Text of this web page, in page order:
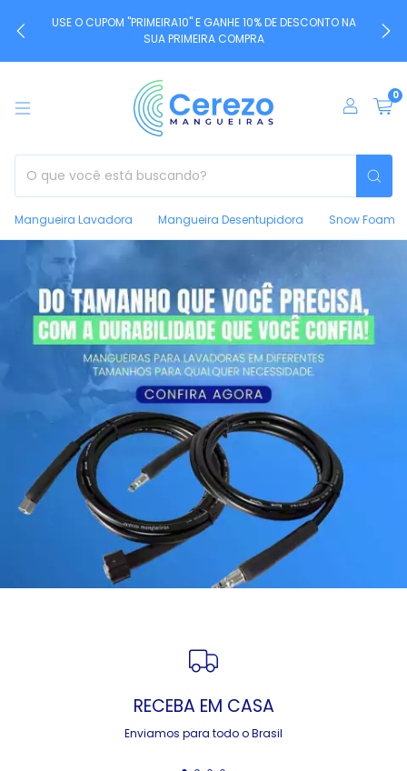
USE O CUPOM "PRIMEIRA10" E GANHE 10% DE DESCONTO NA
SUA PRIMEIRA COMPRA
0
Mangueira Lavadora Mangueira Desentupidora Snow Foam
RECEBA EM CASA
Enviamos para todo o Brasil